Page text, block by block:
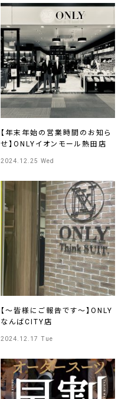
【年末年始の営業時間のお知ら
せ】ONLYイオンモール熱田店
2024.12.25 Wed
【～皆様にご報告です～】ONLY
なんばCITY店
2024.12.17 Tue